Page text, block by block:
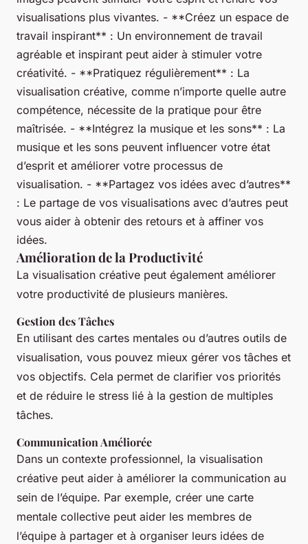
visualisations plus vivantes. - **Créez un espace de
travail inspirant** : Un environnement de travail
agréable et inspirant peut aider à stimuler votre
créativité. - **Pratiquez régulièrement** : La
visualisation créative, comme n’importe quelle autre
compétence, nécessite de la pratique pour être
maîtrisée. - **Intégrez la musique et les sons** : La
musique et les sons peuvent influencer votre état
d’esprit et améliorer votre processus de
visualisation. - **Partagez vos idées avec d’autres**
: Le partage de vos visualisations avec d’autres peut
vous aider à obtenir des retours et à affiner vos
idées.
Amélioration de la Productivité
La visualisation créative peut également améliorer
votre productivité de plusieurs manières.
Gestion des Tâches
En utilisant des cartes mentales ou d’autres outils de
visualisation, vous pouvez mieux gérer vos tâches et
vos objectifs. Cela permet de clarifier vos priorités
et de réduire le stress lié à la gestion de multiples
tâches.
Communication Améliorée
Dans un contexte professionnel, la visualisation
créative peut aider à améliorer la communication au
sein de l’équipe. Par exemple, créer une carte
mentale collective peut aider les membres de
l’équipe à partager et à organiser leurs idées de